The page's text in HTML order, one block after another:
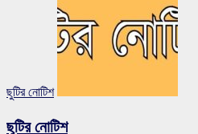
ছুটির নোটিশ
ছুটির নোটিশ